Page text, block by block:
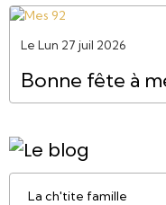
Le Lun 27 juil 2026
Bonne fête à
La ch'tite famille